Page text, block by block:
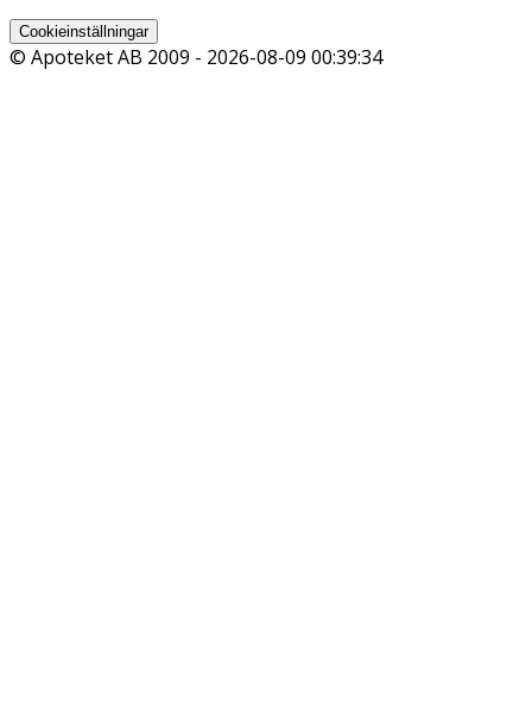
Cookieinställningar
© Apoteket AB 2009 - 2026-08-09 00:39:34